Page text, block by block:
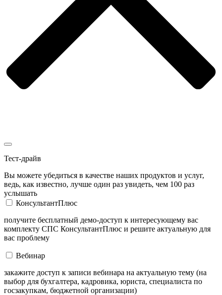
Тест-драйв
Вы можете убедиться в качестве наших продуктов и услуг,
ведь, как известно, лучше один раз увидеть, чем 100 раз
услышать
КонсультантПлюс
получите бесплатный демо-доступ к интересующему вас
комплекту СПС КонсультантПлюс и решите актуальную для
вас проблему
Вебинар
закажите доступ к записи вебинара на актуальную тему (на
выбор для бухгалтера, кадровика, юриста, специалиста по
госзакупкам, бюджетной организации)